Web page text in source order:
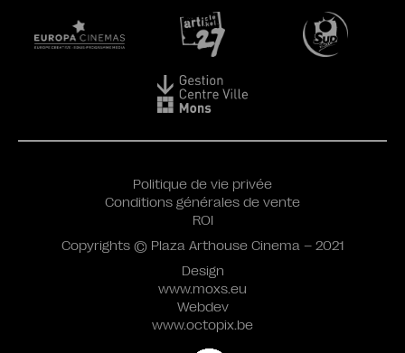
Design
www.moxs.eu
Webdev
www.octopix.be
Politique de vie privée
Conditions générales de vente
ROI
Copyrights © Plaza Arthouse Cinema – 2021